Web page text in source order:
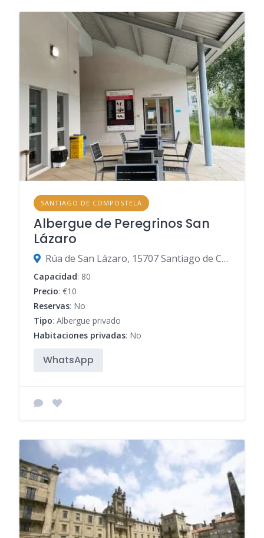
SANTIAGO DE COMPOSTELA
Albergue de Peregrinos San
Lázaro
Rúa de San Lázaro, 15707 Santiago de Compostela, A Coruña, España
Capacidad: 80
Precio: €10
Reservas: No
Tipo: Albergue privado
Habitaciones privadas: No
WhatsApp